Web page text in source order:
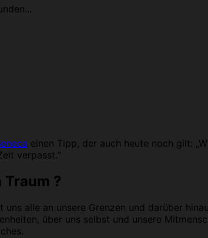
einen Tipp, der auch heute noch gilt:
verpasst.“
Traum ?
uns alle an unsere Grenzen und darüber
über uns selbst und unsere